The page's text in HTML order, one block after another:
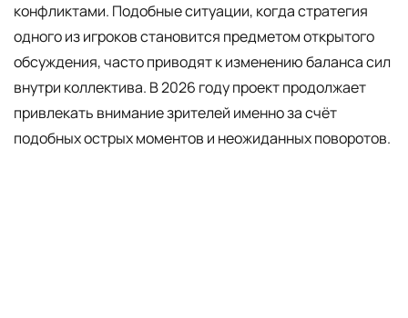
конфликтами. Подобные ситуации, когда стратегия
одного из игроков становится предметом открытого
обсуждения, часто приводят к изменению баланса сил
внутри коллектива. В 2026 году проект продолжает
привлекать внимание зрителей именно за счёт
подобных острых моментов и неожиданных поворотов.